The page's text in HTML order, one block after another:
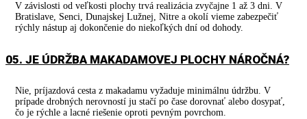
V závislosti od veľkosti plochy trvá realizácia zvyčajne 1 až 3 dni. V
Bratislave, Senci, Dunajskej Lužnej, Nitre a okolí vieme zabezpečiť
rýchly nástup aj dokončenie do niekoľkých dní od dohody.
05. JE ÚDRŽBA MAKADAMOVEJ PLOCHY NÁROČNÁ?
Nie, príjazdová cesta z makadamu vyžaduje minimálnu údržbu. V
prípade drobných nerovností ju stačí po čase dorovnať alebo dosypať,
čo je rýchle a lacné riešenie oproti pevným povrchom.